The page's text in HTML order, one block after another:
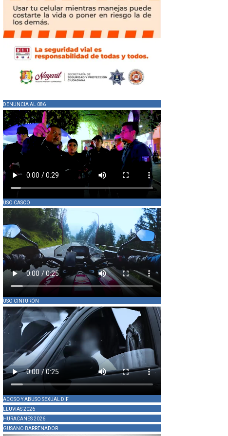
DENUNCIA AL 086
USO CASCO
USO CINTURÓN
ACOSO Y ABUSO SEXUAL DIF
LLUVIAS 2026
HURACANES 2026
GUSANO BARRENADOR